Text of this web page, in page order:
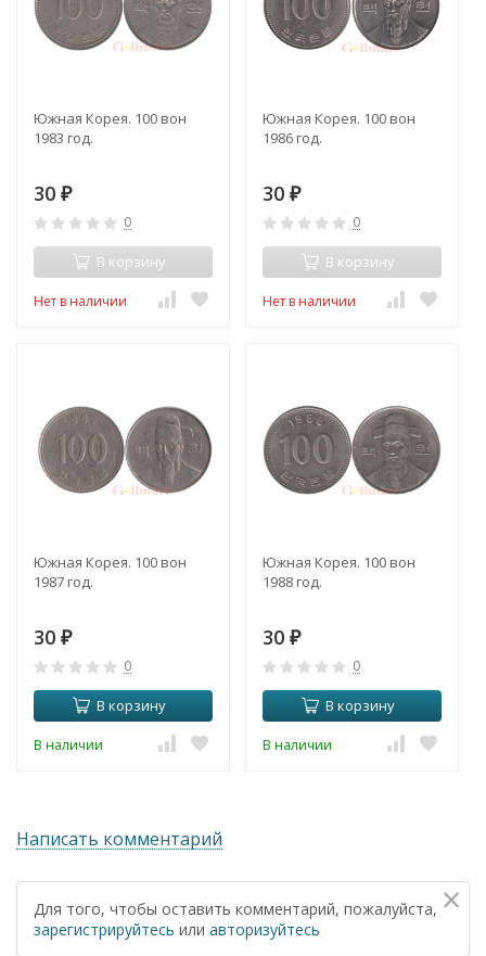
Южная Корея. 100 вон
1983 год.
30 ₽
0
В корзину
Нет в наличии
Южная Корея. 100 вон
1986 год.
30 ₽
0
В корзину
Нет в наличии
Южная Корея. 100 вон
1987 год.
30 ₽
0
В корзину
В наличии
Южная Корея. 100 вон
1988 год.
30 ₽
0
В корзину
В наличии
Написать комментарий
×
Для того, чтобы оставить комментарий, пожалуйста,
зарегистрируйтесь или авторизуйтесь